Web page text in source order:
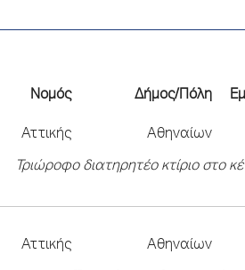
Νομός Δήμος/Πόλη
Αττικής Αθηναίων
Τριώροφο διατηρητέο κτίριο στο
Αττικής Αθηναίων